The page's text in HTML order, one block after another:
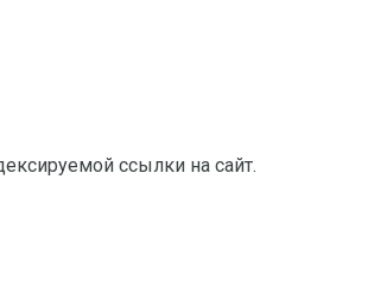
ссылки на сайт.